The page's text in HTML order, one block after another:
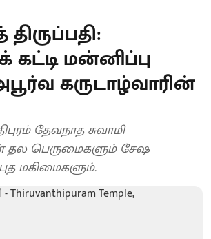
திருப்பதி:
மன்னிப்பு
கருடாழ்வாரின்
தேவநாத சுவாமி
தல பெருமைகளும் சேஷ
மகிமைகளும்.